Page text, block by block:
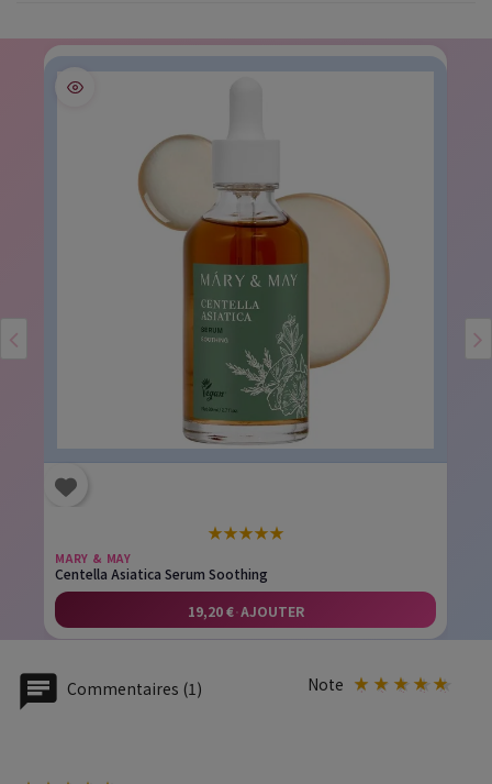
★★★★★
MARY & MAY
Centella Asiatica Serum Soothing
19,20 €·AJOUTER
Commentaires (1) Note